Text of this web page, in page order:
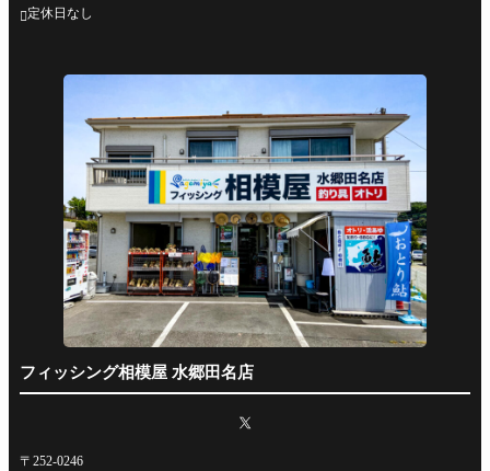
定休日なし
フィッシング相模屋 水郷田名店
〒252-0246